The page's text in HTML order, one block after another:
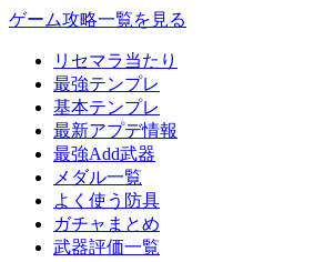
ゲーム攻略一覧を見る
リセマラ当たり
最強テンプレ
基本テンプレ
最新アプデ情報
最強Add武器
メダル一覧
よく使う防具
ガチャまとめ
武器評価一覧